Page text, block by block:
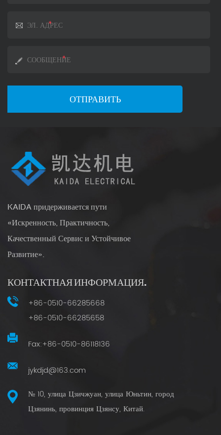
KAIDA придерживается пути
«Искренность, Практичность,
Качественный Сервис и Устойчивое
Развитие».
КОНТАКТНАЯ ИНФОРМАЦИЯ.
+86-0510-66285668
+86-0510-66285658
Fax:+86-0510-86118136
jykdjd@163.com
№ 10, улица Цзичжуан, улица Юньтин, город
Цзянинь, провинция Цзянсу, Китай.